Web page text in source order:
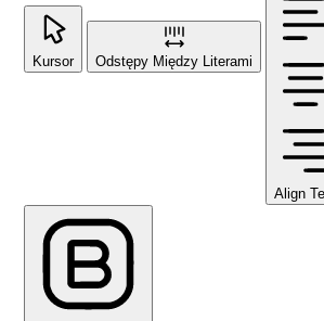
Kursor Odstępy Między Literami
Align